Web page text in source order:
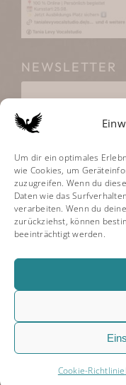
Um dir ein optimales
wie Cookies, um
zuzugreifen. Wenn du
Daten wie das
verarbeiten. Wenn du
zurückziehst, können
beeinträchtigt werden.
Cookie-Richtlinie
NEWSLETTER
Klicke
akzeptieren
Tania Levy Vocal